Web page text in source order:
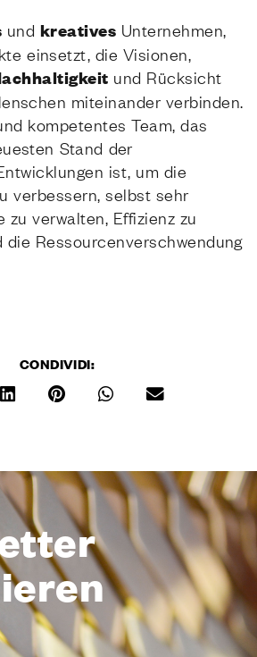
und kreatives Unternehmen,
einsetzt, die Visionen,
und Rücksicht
miteinander verbinden.
kompetentes Team, das
Stand der
ist, um die
verbessern, selbst sehr
zu verwalten, Effizienz zu
die Ressourcenverschwendung
CONDIVIDI: